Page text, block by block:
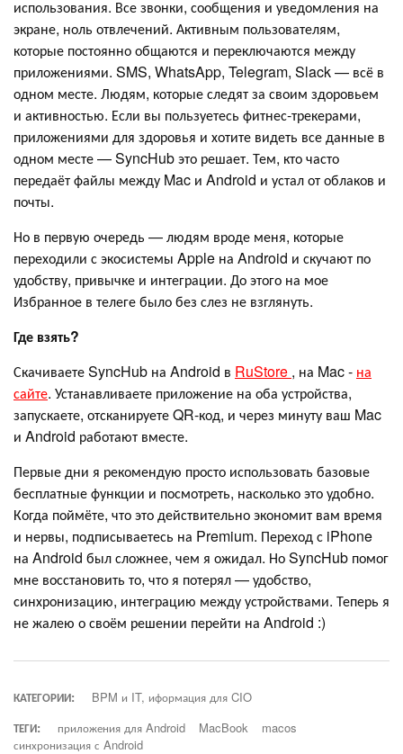
использования. Все звонки, сообщения и уведомления на
экране, ноль отвлечений. Активным пользователям,
которые постоянно общаются и переключаются между
приложениями. SMS, WhatsApp, Telegram, Slack — всё в
одном месте. Людям, которые следят за своим здоровьем
и активностью. Если вы пользуетесь фитнес-трекерами,
приложениями для здоровья и хотите видеть все данные в
одном месте — SyncHub это решает. Тем, кто часто
передаёт файлы между Mac и Android и устал от облаков и
почты.
Но в первую очередь — людям вроде меня, которые
переходили с экосистемы Apple на Android и скучают по
удобству, привычке и интеграции. До этого на мое
Избранное в телеге было без слез не взглянуть.
Где взять?
Скачиваете SyncHub на Android в RuStore , на Mac - на
сайте. Устанавливаете приложение на оба устройства,
запускаете, отсканируете QR-код, и через минуту ваш Mac
и Android работают вместе.
Первые дни я рекомендую просто использовать базовые
бесплатные функции и посмотреть, насколько это удобно.
Когда поймёте, что это действительно экономит вам время
и нервы, подписываетесь на Premium. Переход с iPhone
на Android был сложнее, чем я ожидал. Но SyncHub помог
мне восстановить то, что я потерял — удобство,
синхронизацию, интеграцию между устройствами. Теперь я
не жалею о своём решении перейти на Android :)
КАТЕГОРИИ:
BPM и IT, иформация для CIO
ТЕГИ:
приложения для Android MacBook
macos
синхронизация с Android